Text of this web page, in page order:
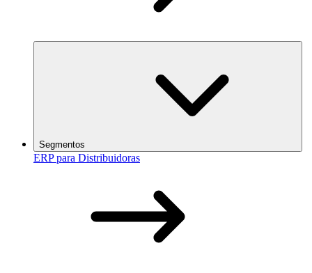
Segmentos
ERP para Distribuidoras